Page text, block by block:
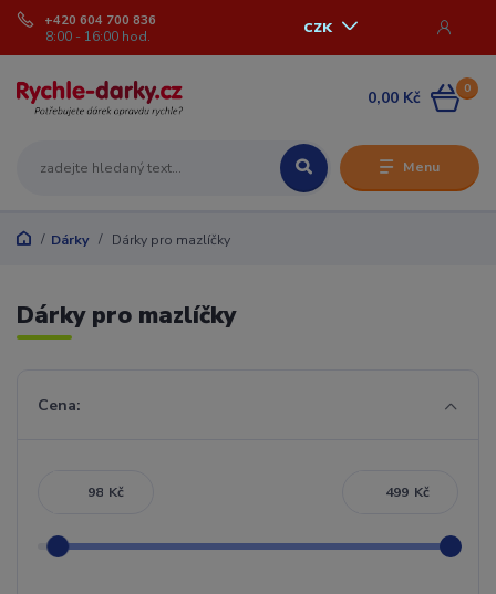
Menu
CZK
+420 604 700 836
8:00 - 16:00 hod.
0
0,00 Kč
Dárky Dárky pro mazlíčky
Dárky pro mazlíčky
Cena:
Kč Kč